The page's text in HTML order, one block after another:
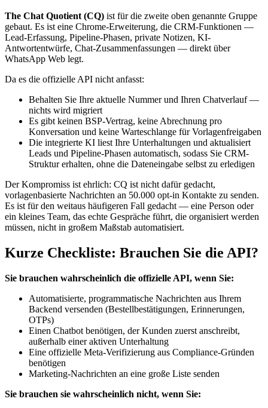
The Chat Quotient (CQ) ist für die zweite oben genannte Gruppe
gebaut. Es ist eine Chrome-Erweiterung, die CRM-Funktionen —
Lead-Erfassung, Pipeline-Phasen, private Notizen, KI-
Antwortentwürfe, Chat-Zusammenfassungen — direkt über
WhatsApp Web legt.
Da es die offizielle API nicht anfasst:
Behalten Sie Ihre aktuelle Nummer und Ihren Chatverlauf —
nichts wird migriert
Es gibt keinen BSP-Vertrag, keine Abrechnung pro
Konversation und keine Warteschlange für Vorlagenfreigaben
Die integrierte KI liest Ihre Unterhaltungen und aktualisiert
Leads und Pipeline-Phasen automatisch, sodass Sie CRM-
Struktur erhalten, ohne die Dateneingabe selbst zu erledigen
Der Kompromiss ist ehrlich: CQ ist nicht dafür gedacht,
vorlagenbasierte Nachrichten an 50.000 opt-in Kontakte zu senden.
Es ist für den weitaus häufigeren Fall gedacht — eine Person oder
ein kleines Team, das echte Gespräche führt, die organisiert werden
müssen, nicht in großem Maßstab automatisiert.
Kurze Checkliste: Brauchen Sie die API?
Sie brauchen wahrscheinlich die offizielle API, wenn Sie:
Automatisierte, programmatische Nachrichten aus Ihrem
Backend versenden (Bestellbestätigungen, Erinnerungen,
OTPs)
Einen Chatbot benötigen, der Kunden zuerst anschreibt,
außerhalb einer aktiven Unterhaltung
Eine offizielle Meta-Verifizierung aus Compliance-Gründen
benötigen
Marketing-Nachrichten an eine große Liste senden
Sie brauchen sie wahrscheinlich nicht, wenn Sie: